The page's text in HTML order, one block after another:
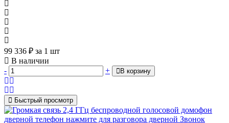
99 336 ₽ за 1 шт
В наличии
-
+ В корзину
Быстрый просмотр